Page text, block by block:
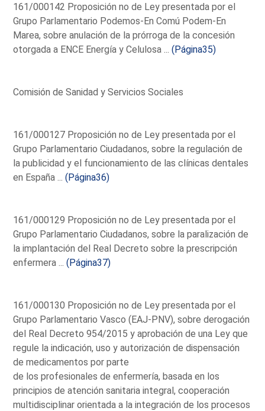
161/000142 Proposición no de Ley presentada por el
Grupo Parlamentario Podemos-En Comú Podem-En
Marea, sobre anulación de la prórroga de la concesión
otorgada a ENCE Energía y Celulosa ...(Página35)
Comisión de Sanidad y Servicios Sociales
161/000127 Proposición no de Ley presentada por el
Grupo Parlamentario Ciudadanos, sobre la regulación de
la publicidad y el funcionamiento de las clínicas dentales
en España ...(Página36)
161/000129 Proposición no de Ley presentada por el
Grupo Parlamentario Ciudadanos, sobre la paralización de
la implantación del Real Decreto sobre la prescripción
enfermera ...(Página37)
161/000130 Proposición no de Ley presentada por el
Grupo Parlamentario Vasco (EAJ-PNV), sobre derogación
del Real Decreto 954/2015 y aprobación de una Ley que
regule la indicación, uso y autorización de dispensación
de medicamentos por parte
de los profesionales de enfermería, basada en los
principios de atención sanitaria integral, cooperación
multidisciplinar orientada a la integración de los procesos